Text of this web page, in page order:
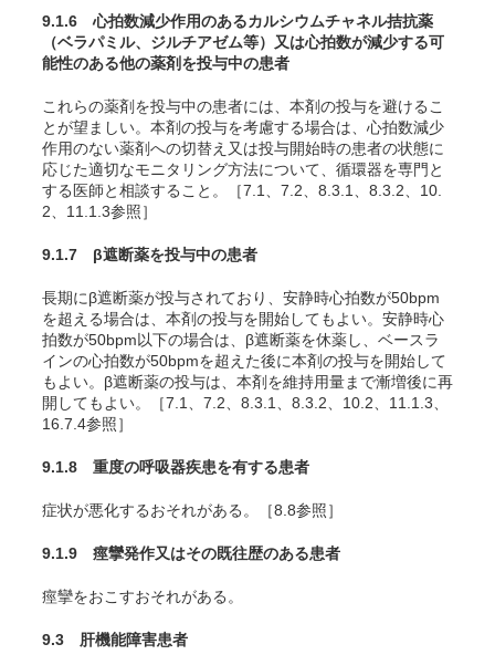
9.1.6 心拍数減少作用のあるカルシウムチャネル拮抗薬
（ベラパミル、ジルチアゼム等）又は心拍数が減少する可
能性のある他の薬剤を投与中の患者
これらの薬剤を投与中の患者には、本剤の投与を避けるこ
とが望ましい。本剤の投与を考慮する場合は、心拍数減少
作用のない薬剤への切替え又は投与開始時の患者の状態に
応じた適切なモニタリング方法について、循環器を専門と
する医師と相談すること。［7.1、7.2、8.3.1、8.3.2、10.
2、11.1.3参照］
9.1.7 β遮断薬を投与中の患者
長期にβ遮断薬が投与されており、安静時心拍数が50bpm
を超える場合は、本剤の投与を開始してもよい。安静時心
拍数が50bpm以下の場合は、β遮断薬を休薬し、ベースラ
インの心拍数が50bpmを超えた後に本剤の投与を開始して
もよい。β遮断薬の投与は、本剤を維持用量まで漸増後に再
開してもよい。［7.1、7.2、8.3.1、8.3.2、10.2、11.1.3、
16.7.4参照］
9.1.8 重度の呼吸器疾患を有する患者
症状が悪化するおそれがある。［8.8参照］
9.1.9 痙攣発作又はその既往歴のある患者
痙攣をおこすおそれがある。
9.3 肝機能障害患者